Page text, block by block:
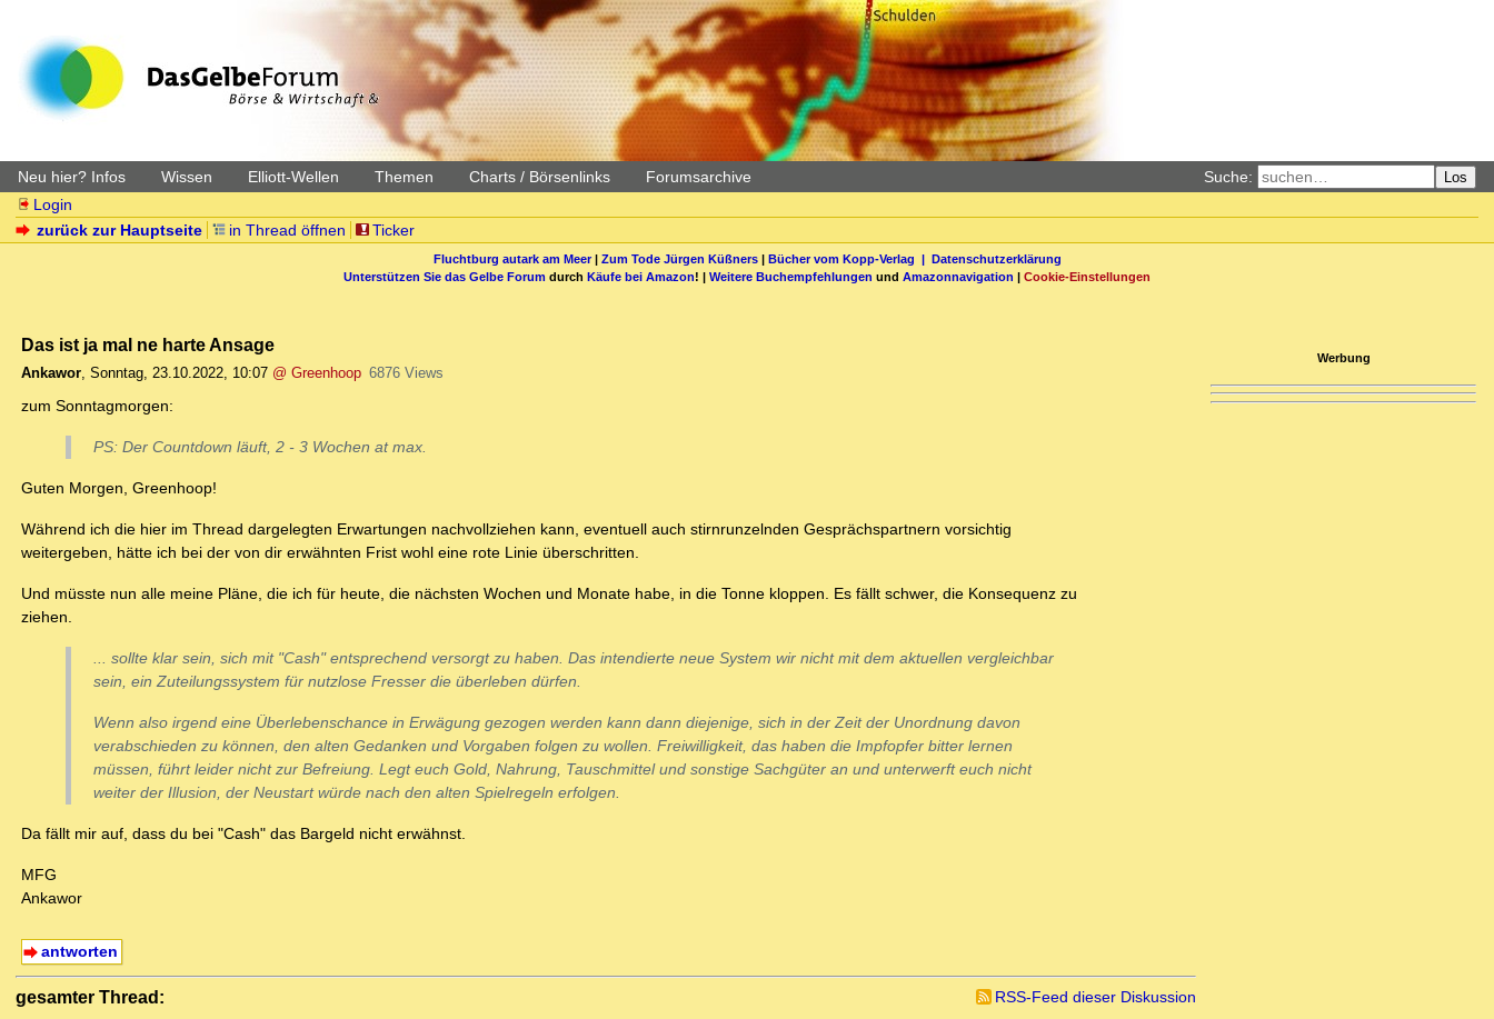
Neu hier? Infos Wissen Elliott-Wellen Themen Charts / Börsenlinks Forumsarchive Suche: Los
Login
zurück zur Hauptseite
in Thread öffnen Ticker
Fluchtburg autark am Meer| Zum Tode Jürgen Küßners| Bücher vom Kopp-Verlag | Datenschutzerklärung
Unterstützen Sie das Gelbe Forum durch Käufe bei Amazon! | Weitere Buchempfehlungen und Amazonnavigation | Cookie-Einstellungen
Das ist ja mal ne harte Ansage
Ankawor, Sonntag, 23.10.2022, 10:07 @ Greenhoop 6876 Views
zum Sonntagmorgen:
PS: Der Countdown läuft, 2 - 3 Wochen at max.
Guten Morgen, Greenhoop!
Während ich die hier im Thread dargelegten Erwartungen nachvollziehen kann, eventuell auch stirnrunzelnden Gesprächspartnern vorsichtig
weitergeben, hätte ich bei der von dir erwähnten Frist wohl eine rote Linie überschritten.
Und müsste nun alle meine Pläne, die ich für heute, die nächsten Wochen und Monate habe, in die Tonne kloppen. Es fällt schwer, die Konsequenz zu
ziehen.
... sollte klar sein, sich mit "Cash" entsprechend versorgt zu haben. Das intendierte neue System wir nicht mit dem aktuellen vergleichbar
sein, ein Zuteilungssystem für nutzlose Fresser die überleben dürfen.
Wenn also irgend eine Überlebenschance in Erwägung gezogen werden kann dann diejenige, sich in der Zeit der Unordnung davon
verabschieden zu können, den alten Gedanken und Vorgaben folgen zu wollen. Freiwilligkeit, das haben die Impfopfer bitter lernen
müssen, führt leider nicht zur Befreiung. Legt euch Gold, Nahrung, Tauschmittel und sonstige Sachgüter an und unterwerft euch nicht
weiter der Illusion, der Neustart würde nach den alten Spielregeln erfolgen.
Da fällt mir auf, dass du bei "Cash" das Bargeld nicht erwähnst.
MFG
Ankawor
antworten
gesamter Thread:
RSS-Feed dieser Diskussion
Werbung